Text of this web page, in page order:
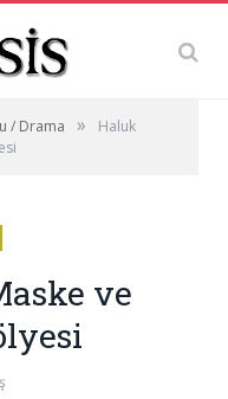
/ Drama »
Haluk
ve